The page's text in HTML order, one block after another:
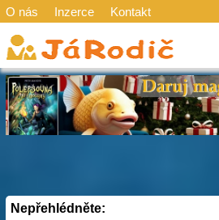
O nás Inzerce Kontakt
Nepřehlédněte: